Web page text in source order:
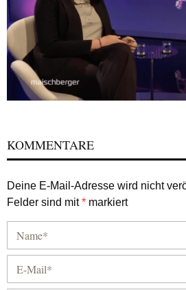
KOMMENTARE
Deine E-Mail-Adresse wird nicht
Felder sind mit* markiert